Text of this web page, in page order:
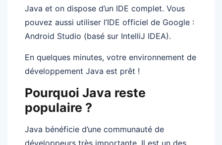
Java et on dispose d’un IDE complet. Vous
pouvez aussi utiliser l’IDE officiel de Google :
Android Studio (basé sur IntelliJ IDEA).
En quelques minutes, votre environnement de
développement Java est prêt !
Pourquoi Java reste
populaire ?
Java bénéficie d’une communauté de
développeurs très importante. Il est un des